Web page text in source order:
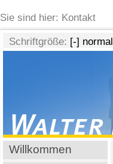
Sie sind hier: Kontakt
Schriftgröße: [-] normal
Willkommen